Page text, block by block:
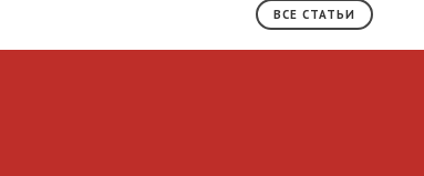
ВСЕ СТАТЬИ